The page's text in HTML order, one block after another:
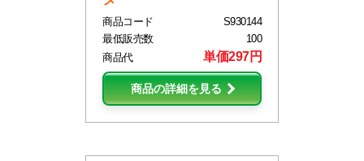
商品コード
S930144
最低販売数
100
商品代
単価297円
商品の詳細を見る